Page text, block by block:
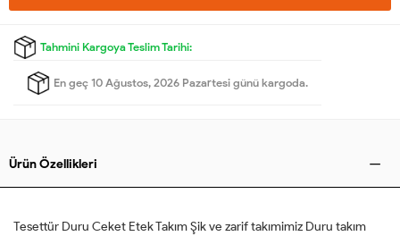
Tahmini Kargoya Teslim Tarihi:
En geç 10 Ağustos, 2026 Pazartesi günü kargoda.
Ürün Özellikleri
Tesettür Duru Ceket Etek Takım Şik ve zarif takımimiz Duru takım